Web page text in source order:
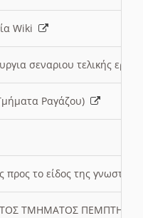
Wiki
σεναριου τελικής
Ραγάζου)
προς το είδος της
ΤΜΗΜΑΤΟΣ